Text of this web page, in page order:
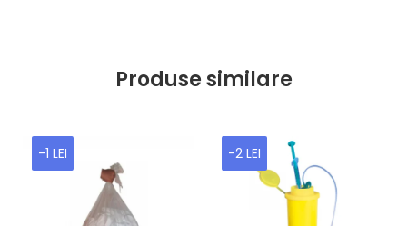
Produse similare
-1 LEI -2 LEI